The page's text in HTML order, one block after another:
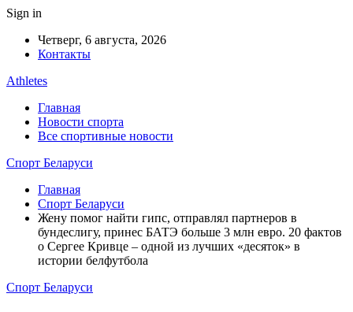
Sign in
Четверг, 6 августа, 2026
Контакты
Athletes
Главная
Новости спорта
Все спортивные новости
Спорт Беларуси
Главная
Спорт Беларуси
Жену помог найти гипс, отправлял партнеров в
бундеслигу, принес БАТЭ больше 3 млн евро. 20 фактов
о Сергее Кривце – одной из лучших «десяток» в
истории белфутбола
Спорт Беларуси